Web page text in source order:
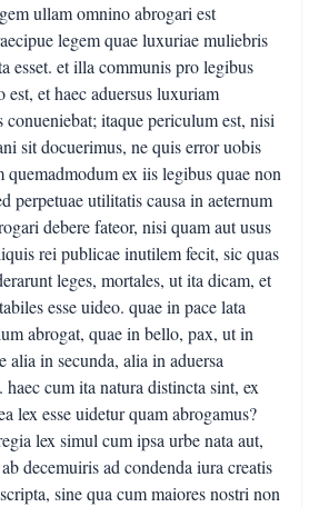
ullam omnino abrogari est
legem quae luxuriae muliebris
esset. et illa communis pro legibus
est, et haec aduersus luxuriam
conueniebat; itaque periculum est, nisi
sit docuerimus, ne quis error uobis
ex iis legibus quae non
perpetuae utilitatis causa in aeternum
debere fateor, nisi quam aut usus
rei publicae inutilem fecit, sic quas
leges, mortales, ut ita dicam, et
esse uideo. quae in pace lata
abrogat, quae in bello, pax, ut in
alia in secunda, alia in aduersa
haec cum ita natura distincta sint, ex
lex esse uidetur quam abrogamus?
lex simul cum ipsa urbe nata aut,
decemuiris ad condenda iura creatis
sine qua cum maiores nostri non